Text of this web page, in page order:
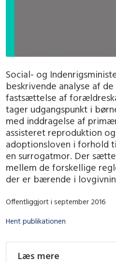
Social- og
beskrivende analyse af
fastsættelse af
tager udgangspunkt i
med inddragelse af
assisteret reproduktion
adoptionsloven i forhold
en surrogatmor. Der
mellem de forskellige
der er bærende i
Offentliggjort i september 2016
Hent publikationen
Læs mere